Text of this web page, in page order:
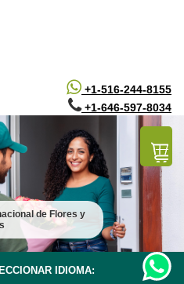
+1-516-244-8155
+1-646-597-8034
de Flores y
IDIOMA: